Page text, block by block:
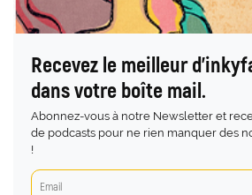
Recevez le meilleur
dans votre boîte mail.
Abonnez-vous à notre Newsletter et
de podcasts pour ne rien manquer des
!